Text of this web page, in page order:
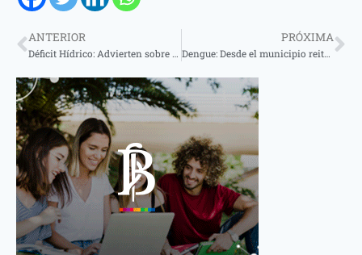
ANTERIOR
Déficit Hídrico: Advierten sobre el regreso de «La Niña» y una eventual sequía
PRÓXIMA
Dengue: Desde el municipio reiteran la necesidad de continuar con las tareas preventivas